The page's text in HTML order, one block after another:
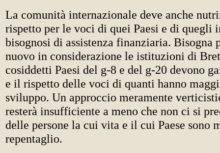
La comunità internazionale deve anche
rispetto per le voci di quei Paesi e di quegli
bisognosi di assistenza finanziaria. Bisogna
nuovo in considerazione le istituzioni di
cosiddetti Paesi del g-8 e del g-20 devono
e il rispetto delle voci di quanti hanno
sviluppo. Un approccio meramente
resterà insufficiente a meno che non ci si
delle persone la cui vita e il cui Paese sono
repentaglio.